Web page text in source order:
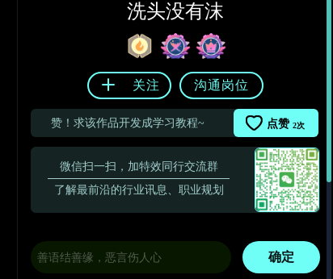
洗头没有沫
关注 沟通岗位
赞！求该作品开发成学习教程~ 点赞 2次
微信扫一扫，加特效同行交流群
了解最前沿的行业讯息、职业规划
确定